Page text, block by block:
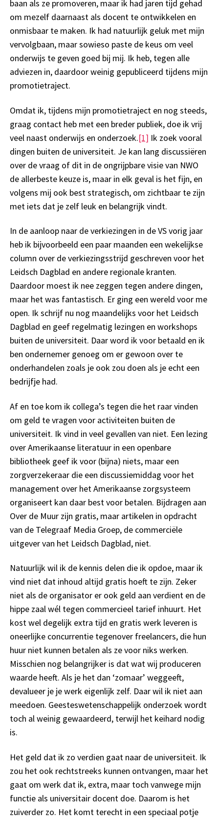
baan als ze promoveren, maar ik had jaren tijd gehad
om mezelf daarnaast als docent te ontwikkelen en
onmisbaar te maken. Ik had natuurlijk geluk met mijn
vervolgbaan, maar sowieso paste de keus om veel
onderwijs te geven goed bij mij. Ik heb, tegen alle
adviezen in, daardoor weinig gepubliceerd tijdens mijn
promotietraject.
Omdat ik, tijdens mijn promotietraject en nog steeds,
graag contact heb met een breder publiek, doe ik vrij
veel naast onderwijs en onderzoek.[1] Ik zoek vooral
dingen buiten de universiteit. Je kan lang discussiëren
over de vraag of dit in de ongrijpbare visie van NWO
de allerbeste keuze is, maar in elk geval is het fijn, en
volgens mij ook best strategisch, om zichtbaar te zijn
met iets dat je zelf leuk en belangrijk vindt.
In de aanloop naar de verkiezingen in de VS vorig jaar
heb ik bijvoorbeeld een paar maanden een wekelijkse
column over de verkiezingsstrijd geschreven voor het
Leidsch Dagblad en andere regionale kranten.
Daardoor moest ik nee zeggen tegen andere dingen,
maar het was fantastisch. Er ging een wereld voor me
open. Ik schrijf nu nog maandelijks voor het Leidsch
Dagblad en geef regelmatig lezingen en workshops
buiten de universiteit. Daar word ik voor betaald en ik
ben ondernemer genoeg om er gewoon over te
onderhandelen zoals je ook zou doen als je echt een
bedrijfje had.
Af en toe kom ik collega’s tegen die het raar vinden
om geld te vragen voor activiteiten buiten de
universiteit. Ik vind in veel gevallen van niet. Een lezing
over Amerikaanse literatuur in een openbare
bibliotheek geef ik voor (bijna) niets, maar een
zorgverzekeraar die een discussiemiddag voor het
management over het Amerikaanse zorgsysteem
organiseert kan daar best voor betalen. Bijdragen aan
Over de Muur zijn gratis, maar artikelen in opdracht
van de Telegraaf Media Groep, de commerciële
uitgever van het Leidsch Dagblad, niet.
Natuurlijk wil ik de kennis delen die ik opdoe, maar ik
vind niet dat inhoud altijd gratis hoeft te zijn. Zeker
niet als de organisator er ook geld aan verdient en de
hippe zaal wél tegen commercieel tarief inhuurt. Het
kost wel degelijk extra tijd en gratis werk leveren is
oneerlijke concurrentie tegenover freelancers, die hun
huur niet kunnen betalen als ze voor niks werken.
Misschien nog belangrijker is dat wat wij produceren
waarde heeft. Als je het dan ‘zomaar’ weggeeft,
devalueer je je werk eigenlijk zelf. Daar wil ik niet aan
meedoen. Geesteswetenschappelijk onderzoek wordt
toch al weinig gewaardeerd, terwijl het keihard nodig
is.
Het geld dat ik zo verdien gaat naar de universiteit. Ik
zou het ook rechtstreeks kunnen ontvangen, maar het
gaat om werk dat ik, extra, maar toch vanwege mijn
functie als universitair docent doe. Daarom is het
zuiverder zo. Het komt terecht in een speciaal potje